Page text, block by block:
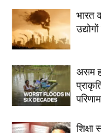
भारत
असम